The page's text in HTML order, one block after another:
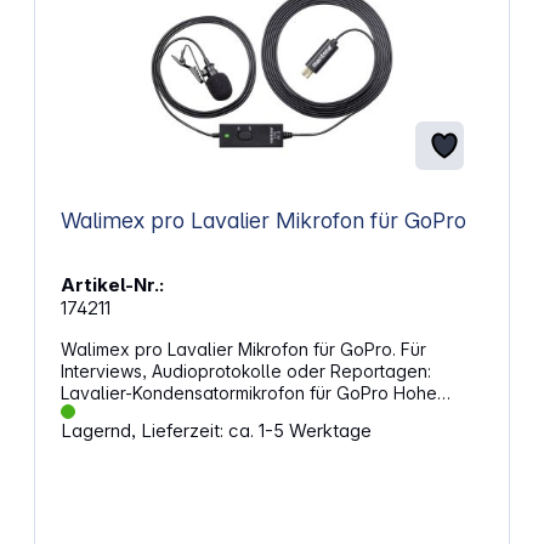
Walimex pro Lavalier Mikrofon für GoPro
Artikel-Nr.:
174211
Walimex pro Lavalier Mikrofon für GoPro. Für
Interviews, Audioprotokolle oder Reportagen:
Lavalier-Kondensatormikrofon für GoPro Hohe
Aufnahmequalität für klare Tonaufnahmen Stabiler
Ansteckclip für Kragen oder Kleidung Windschutz
Lagernd, Lieferzeit: ca. 1-5 Werktage